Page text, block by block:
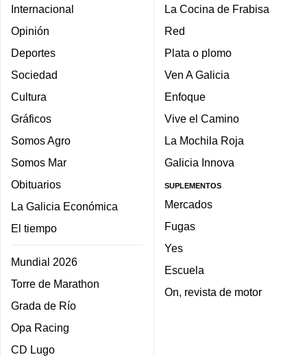
Internacional
Opinión
Deportes
Sociedad
Cultura
Gráficos
Somos Agro
Somos Mar
Obituarios
La Galicia Económica
El tiempo
Mundial 2026
Torre de Marathon
Grada de Río
Opa Racing
CD Lugo
La Cocina de Frabisa
Red
Plata o plomo
Ven A Galicia
Enfoque
Vive el Camino
La Mochila Roja
Galicia Innova
SUPLEMENTOS
Mercados
Fugas
Yes
Escuela
On, revista de motor